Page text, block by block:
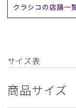
クラシコの店舗一
サイズ表
商品サイズ